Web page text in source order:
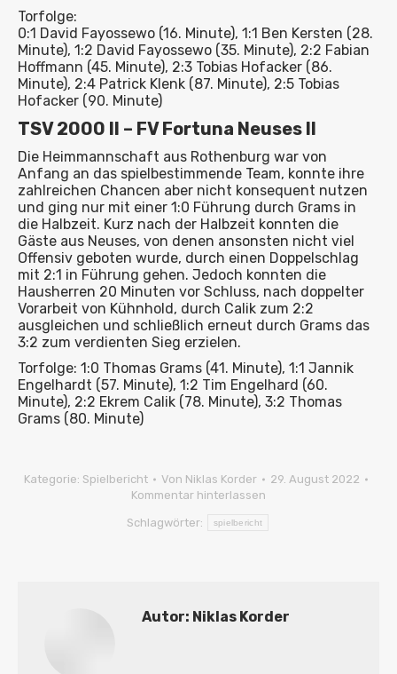
Torfolge:
0:1 David Fayossewo (16. Minute), 1:1 Ben Kersten (28.
Minute), 1:2 David Fayossewo (35. Minute), 2:2 Fabian
Hoffmann (45. Minute), 2:3 Tobias Hofacker (86.
Minute), 2:4 Patrick Klenk (87. Minute), 2:5 Tobias
Hofacker (90. Minute)
TSV 2000 II – FV Fortuna Neuses II
Die Heimmannschaft aus Rothenburg war von
Anfang an das spielbestimmende Team, konnte ihre
zahlreichen Chancen aber nicht konsequent nutzen
und ging nur mit einer 1:0 Führung durch Grams in
die Halbzeit. Kurz nach der Halbzeit konnten die
Gäste aus Neuses, von denen ansonsten nicht viel
Offensiv geboten wurde, durch einen Doppelschlag
mit 2:1 in Führung gehen. Jedoch konnten die
Hausherren 20 Minuten vor Schluss, nach doppelter
Vorarbeit von Kühnhold, durch Calik zum 2:2
ausgleichen und schließlich erneut durch Grams das
3:2 zum verdienten Sieg erzielen.
Torfolge: 1:0 Thomas Grams (41. Minute), 1:1 Jannik
Engelhardt (57. Minute), 1:2 Tim Engelhard (60.
Minute), 2:2 Ekrem Calik (78. Minute), 3:2 Thomas
Grams (80. Minute)
Kategorie: Spielbericht Von Niklas Korder
29. August 2022
Kommentar hinterlassen
Schlagwörter: spielbericht
Autor: Niklas Korder